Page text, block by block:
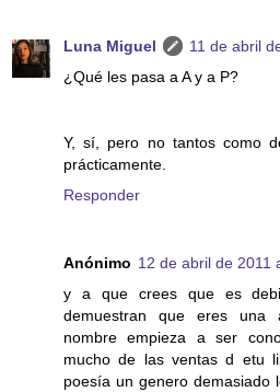
Luna Miguel
11 de abril
¿Qué les pasa a A y a P?
Y, sí, pero no tantos como
prácticamente.
Responder
Anónimo 12 de abril de 2011
y a que crees que es
demuestran que eres una
nombre empieza a ser
mucho de las ventas d etu
poesía un genero demasiado